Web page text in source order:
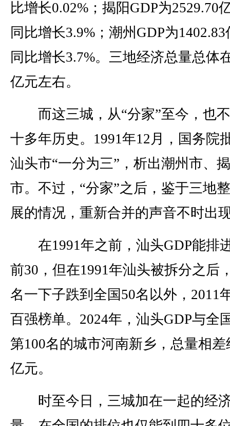
比增长0.02%；揭阳GDP为2529.70
同比增长3.9%；潮州GDP为
同比增长3.7%。三地经济总量总体
亿元左右。
而这三城，从“分家”至今，也
十多年历史。1991年12月，国务院
汕头市“一分为三”，析出潮州市、
市。不过，“分家”之后，鉴于三地
展的情况，重新合并的声音不时出
在1991年之前，汕头GDP能排
前30，但在1991年汕头被拆分之后
名一下子跌到全国50名以外，2011
百强榜单。2024年，汕头GDP与全
第100名的城市河南新乡，总量相差
亿元。
时至今日，三城加在一起的经